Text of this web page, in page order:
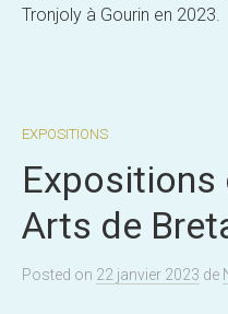
Tronjoly à Gourin en 2023.
EXPOSITIONS
Arts de
Posted on 22 janvier 2023 de